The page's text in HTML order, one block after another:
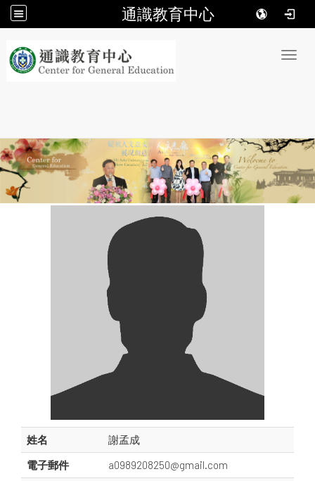
通識教育中心
姓名
謝孟成
電子郵件
a0989208250@gmail.com